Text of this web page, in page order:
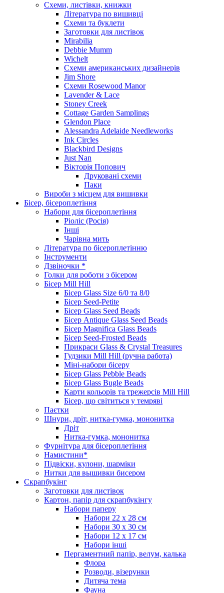
Схеми, листівки, книжки
Література по вишивці
Схеми та буклети
Заготовки для листівок
Mirabilia
Debbie Mumm
Wichelt
Схеми американських дизайнерів
Jim Shore
Cхеми Rosewood Manor
Lavender & Lace
Stoney Creek
Cottage Garden Samplings
Glendon Place
Alessandra Adelaide Needleworks
Ink Circles
Blackbird Designs
Just Nan
Вікторія Попович
Друковані схеми
Паки
Вироби з місцем для вишивки
Бісер, бісероплетіння
Набори для бісероплетіння
Ріоліс (Росія)
Інші
Чарівна мить
Література по бісероплетінню
Інструменти
Дзвіночки *
Голки для роботи з бісером
Бісер Mill Hill
Бісер Glass Size 6/0 та 8/0
Бісер Seed-Petite
Бісер Glass Seed Beads
Бісер Antique Glass Seed Beads
Бісер Magnifica Glass Beads
Бісер Seed-Frosted Beads
Прикраси Glass & Crystal Treasures
Гудзики Mill Hill (ручна работа)
Міні-набори бісеру
Бісер Glass Pebble Beads
Бісер Glass Bugle Beads
Карти кольорів та трежерсів Mill Hill
Бісер, що світиться у темряві
Паєтки
Шнури, дріт, нитка-гумка, мононитка
Дріт
Нитка-гумка, мононитка
Фурнітура для бісероплетіння
Намистини*
Підвіски, кулони, шарміки
Нитки для вышивки бисером
Скрапбукінг
Заготовки для листівок
Картон, папір для скрапбукінгу
Набори паперу
Набори 22 х 28 см
Набори 30 х 30 см
Набори 12 х 17 см
Набори інші
Пергаментний папір, велум, калька
Флора
Розводи, візерунки
Дитяча тема
Фауна